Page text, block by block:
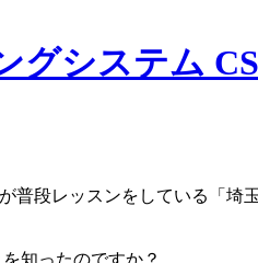
段レッスンをしている「埼
知ったのですか？